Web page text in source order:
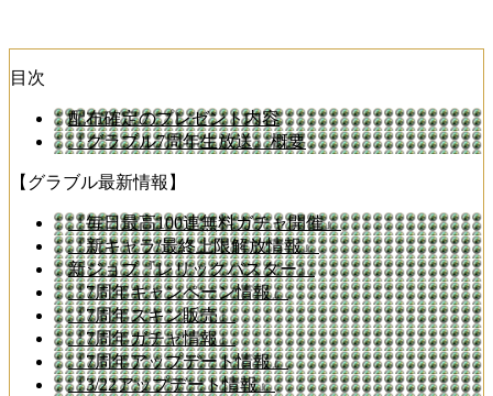
目次
配布確定のプレゼント内容
『グラブル7周年生放送』概要
【グラブル最新情報】
『毎日最高100連無料ガチャ開催』
『新キャラ/最終上限解放情報』
新ジョブ『レリックバスター』
『7周年キャンペーン情報』
『7周年スキン販売』
『7周年ガチャ情報』
『7周年アップデート情報』
『3/22アップデート情報』